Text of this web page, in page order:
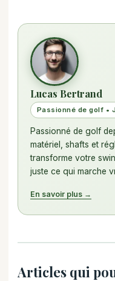
Lucas Bertrand
Passionné de golf •
Passionné de golf
matériel, shafts et
transforme votre
juste ce qui marche
En savoir plus →
Articles qui